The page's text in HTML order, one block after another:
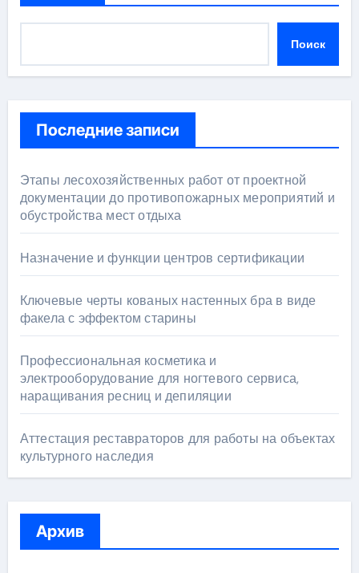
Поиск
Последние записи
Этапы лесохозяйственных работ от проектной
документации до противопожарных мероприятий и
обустройства мест отдыха
Назначение и функции центров сертификации
Ключевые черты кованых настенных бра в виде
факела с эффектом старины
Профессиональная косметика и
электрооборудование для ногтевого сервиса,
наращивания ресниц и депиляции
Аттестация реставраторов для работы на объектах
культурного наследия
Архив